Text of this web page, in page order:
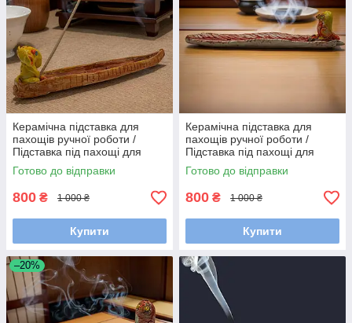
Керамічна підставка для
пахощів ручної роботи /
Підставка під пахощі для
аромапаличок
Готово до відправки
800 ₴ 1 000 ₴
Купити
Керамічна підставка для
пахощів ручної роботи /
Підставка під пахощі для
аромапаличок
Готово до відправки
800 ₴ 1 000 ₴
Купити
–20%